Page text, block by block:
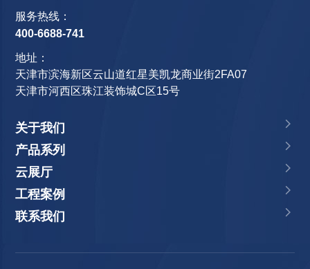
服务热线：
400-6688-741
地址：
天津市滨海新区云山道红星美凯龙商业街2FA07
天津市河西区珠江装饰城C区15号
关于我们
产品系列
云展厅
工程案例
联系我们